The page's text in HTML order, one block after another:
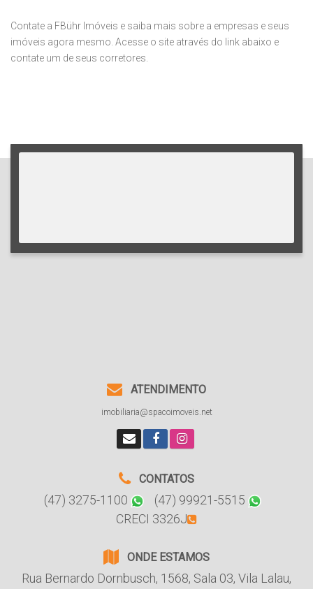
Contate a FBühr Imóveis e saiba mais sobre a empresas e seus
imóveis agora mesmo. Acesse o site através do link abaixo e
contate um de seus corretores.
ATENDIMENTO
imobiliaria@spacoimoveis.net
CONTATOS
(47) 3275-1100
(47) 99921-5515
CRECI 3326J
ONDE ESTAMOS
Rua Bernardo Dornbusch, 1568, Sala 03, Vila Lalau,